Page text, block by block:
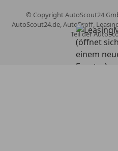
© CopyrightAutoScout24
AutoScout24.de, AutoProff,
Teil der